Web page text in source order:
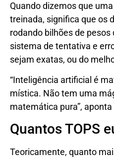
Quando dizemos que
treinada, significa que os
rodando bilhões de
sistema de tentativa e
sejam exatas, ou do
“Inteligência artificial é
mística. Não tem uma
matemática pura”, aponta
Quantos TOPS
Teoricamente, quanto